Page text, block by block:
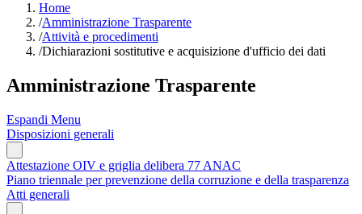
Home
/Amministrazione Trasparente
/Attività e procedimenti
/Dichiarazioni sostitutive e acquisizione d'ufficio dei dati
Amministrazione Trasparente
Espandi Menu
Disposizioni generali
Attestazione OIV e griglia delibera 77 ANAC
Piano triennale per prevenzione della corruzione e della trasparenza
Atti generali